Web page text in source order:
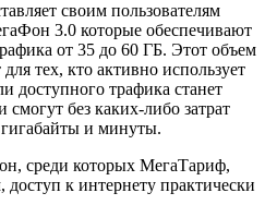
своим пользователям
3.0 которые обеспечивают
от 35 до 60 ГБ. Этот объем
тех, кто активно использует
доступного трафика станет
смогут без каких-либо затрат
и минуты.
среди которых МегаТариф,
к интернету практически